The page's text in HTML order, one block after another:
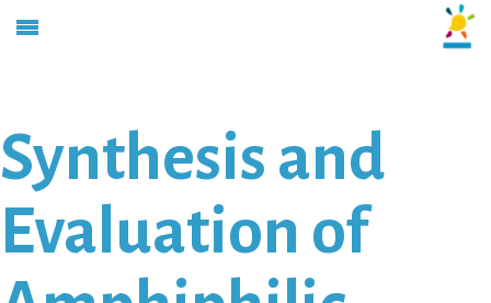
Synthesis and
Evaluation of